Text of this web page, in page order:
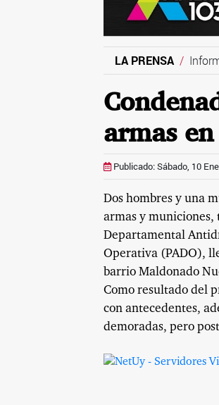
LA PRENSA
armas
Publicado: Sábado, 10
Dos hombres y una
armas y
Departamental
Operativa (PADO),
barrio Maldonado
Como resultado del
con antecedentes,
demoradas, pero